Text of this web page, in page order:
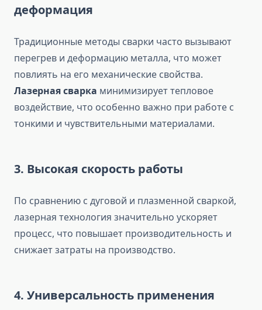
деформация
Традиционные методы сварки часто вызывают
перегрев и деформацию металла, что может
повлиять на его механические свойства.
Лазерная сварка минимизирует тепловое
воздействие, что особенно важно при работе с
тонкими и чувствительными материалами.
3. Высокая скорость работы
По сравнению с дуговой и плазменной сваркой,
лазерная технология значительно ускоряет
процесс, что повышает производительность и
снижает затраты на производство.
4. Универсальность применения